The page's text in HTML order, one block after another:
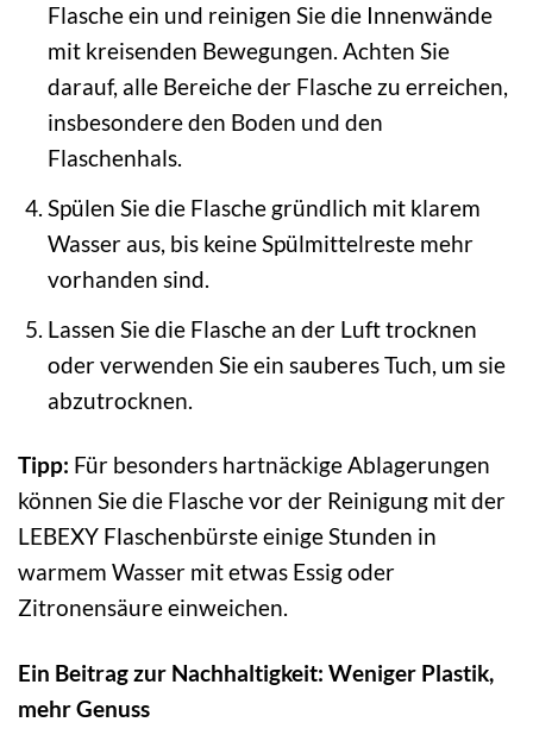
Flasche ein und reinigen Sie die Innenwände
mit kreisenden Bewegungen. Achten Sie
darauf, alle Bereiche der Flasche zu erreichen,
insbesondere den Boden und den
Flaschenhals.
Spülen Sie die Flasche gründlich mit klarem
Wasser aus, bis keine Spülmittelreste mehr
vorhanden sind.
Lassen Sie die Flasche an der Luft trocknen
oder verwenden Sie ein sauberes Tuch, um sie
abzutrocknen.
Tipp: Für besonders hartnäckige Ablagerungen
können Sie die Flasche vor der Reinigung mit der
LEBEXY Flaschenbürste einige Stunden in
warmem Wasser mit etwas Essig oder
Zitronensäure einweichen.
Ein Beitrag zur Nachhaltigkeit: Weniger Plastik,
mehr Genuss